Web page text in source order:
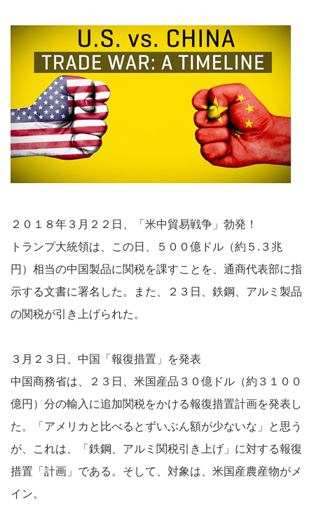
２０１８年３月２２日、「米中貿易戦争」勃発！
トランプ大統領は、この日、５００億ドル（約５.３兆
円）相当の中国製品に関税を課すことを、通商代表部に指
示する文書に署名した。また、２３日、鉄鋼、アルミ製品
の関税が引き上げられた。
３月２３日、中国「報復措置」を発表
中国商務省は、２３日、米国産品３０億ドル（約３１００
億円）分の輸入に追加関税をかける報復措置計画を発表し
た。「アメリカと比べるとずいぶん額が少ないな」と思う
が、これは、「鉄鋼、アルミ関税引き上げ」に対する報復
措置「計画」である。そして、対象は、米国産農産物がメ
イン。